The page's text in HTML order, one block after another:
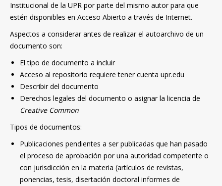
Institucional de la UPR por parte del mismo autor para que
estén disponibles en Acceso Abierto a través de Internet.
Aspectos a considerar antes de realizar el autoarchivo de un
documento son:
El tipo de documento a incluir
Acceso al repositorio requiere tener cuenta upr.edu
Describir del documento
Derechos legales del documento o asignar la licencia de
Creative Common
Tipos de documentos:
Publicaciones pendientes a ser publicadas que han pasado
el proceso de aprobación por una autoridad competente o
con jurisdicción en la materia (artículos de revistas,
ponencias, tesis, disertación doctoral informes de